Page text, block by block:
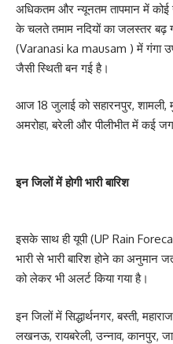
अधिकतम और न्यूनतम तापमान में कोई
के चलते तमाम नदियों का जलस्तर बढ़
(Varanasi ka mausam ) में गंगा
जैसी स्थिती बन गई है।
आज 18 जुलाई को सहारनपुर, शामली,
अमरोहा, बरेली और पीलीभीत में कई
इन जिलों में होगी भारी बारिश
इसके साथ ही यूपी (UP Rain
भारी से भारी बारिश होने का अनुमान
को लेकर भी अलर्ट किया गया है।
इन जिलों में सिद्धार्थनगर, बस्ती,
लखनऊ, रायबरेली, उन्नाव, कानपुर,